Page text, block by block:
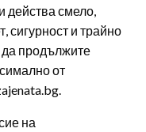
действа смело,
сигурност и трайно
продължите
от
на